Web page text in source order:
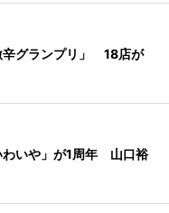
辛グランプリ」 18店が
わいや」が1周年 山口裕